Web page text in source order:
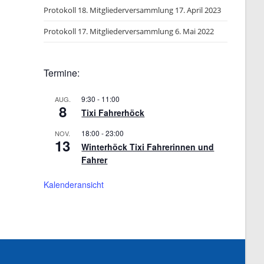
Protokoll 18. Mitgliederversammlung 17. April 2023
Protokoll 17. Mitgliederversammlung 6. Mai 2022
Termine:
AUG.
8
9:30 - 11:00
Tixi Fahrerhöck
NOV.
13
18:00 -23:00
Winterhöck Tixi Fahrerinnen und
Fahrer
Kalenderansicht